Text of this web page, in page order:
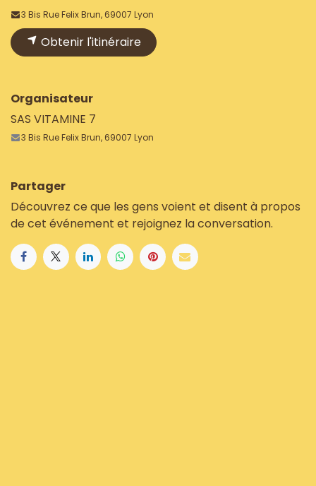
3 Bis Rue Felix Brun, 69007 Lyon
Obtenir l'itinéraire
Organisateur
SAS VITAMINE 7
3 Bis Rue Felix Brun, 69007 Lyon
Partager
Découvrez ce que les gens voient et disent à propos
de cet événement et rejoignez la conversation.